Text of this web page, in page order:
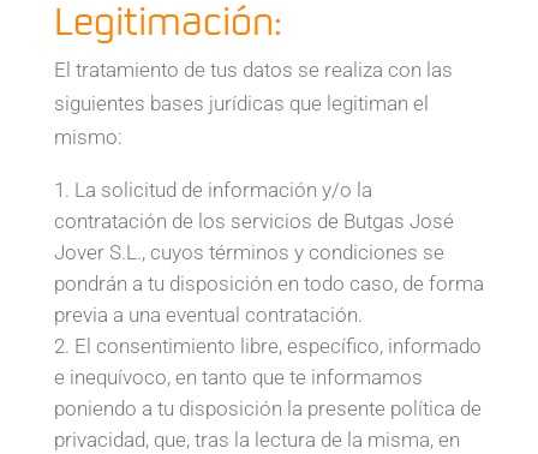
Legitimación:
El tratamiento de tus datos se realiza con las
siguientes bases jurídicas que legitiman el
mismo:
La solicitud de información y/o la
contratación de los servicios de Butgas José
Jover S.L., cuyos términos y condiciones se
pondrán a tu disposición en todo caso, de forma
previa a una eventual contratación.
El consentimiento libre, específico, informado
e inequívoco, en tanto que te informamos
poniendo a tu disposición la presente política de
privacidad, que, tras la lectura de la misma, en